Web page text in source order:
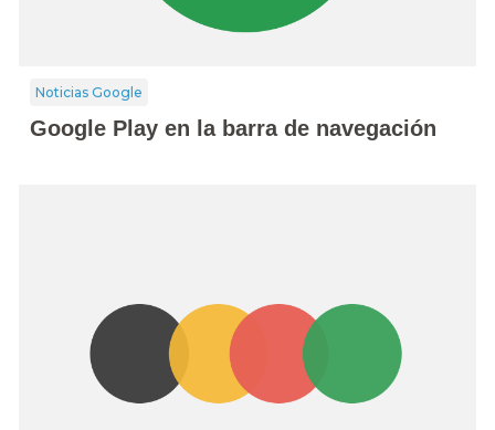
Noticias Google
Google Play en la barra de navegación